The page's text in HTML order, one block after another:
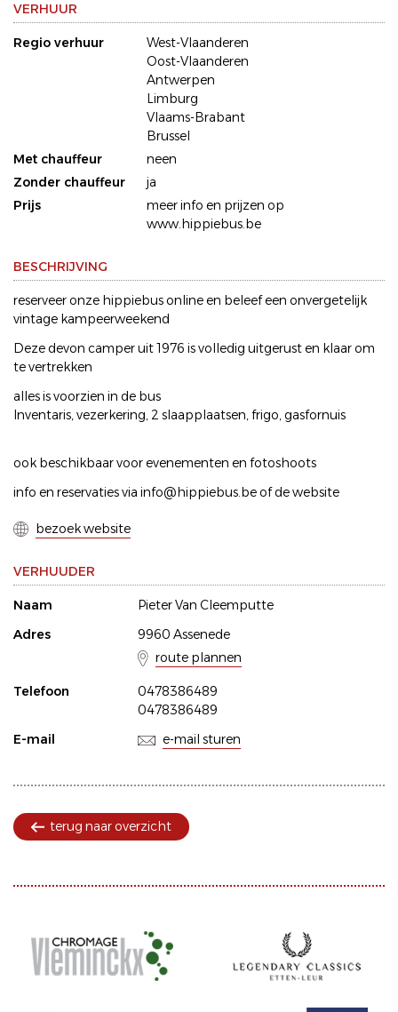
VERHUUR
Regio verhuur
West-Vlaanderen
Oost-Vlaanderen
Antwerpen
Limburg
Vlaams-Brabant
Brussel
Met chauffeur
neen
Zonder chauffeur
ja
Prijs
meer info en prijzen op
www.hippiebus.be
BESCHRIJVING
reserveer onze hippiebus online en beleef een onvergetelijk
vintage kampeerweekend
Deze devon camper uit 1976 is volledig uitgerust en klaar om
te vertrekken
alles is voorzien in de bus
Inventaris, vezerkering, 2 slaapplaatsen, frigo, gasfornuis
ook beschikbaar voor evenementen en fotoshoots
info en reservaties via info@hippiebus.be of de website
bezoek website
VERHUUDER
Naam
Pieter Van Cleemputte
Adres
9960 Assenede
route plannen
Telefoon
0478386489
0478386489
E-mail
e-mail sturen
terug naar overzicht